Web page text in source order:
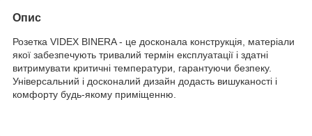
Опис
Розетка VIDEX BINERA - це досконала конструкція, матеріали
якої забезпечують тривалий термін експлуатації і здатні
витримувати критичні температури, гарантуючи безпеку.
Універсальний і досконалий дизайн додасть вишуканості і
комфорту будь-якому приміщенню.